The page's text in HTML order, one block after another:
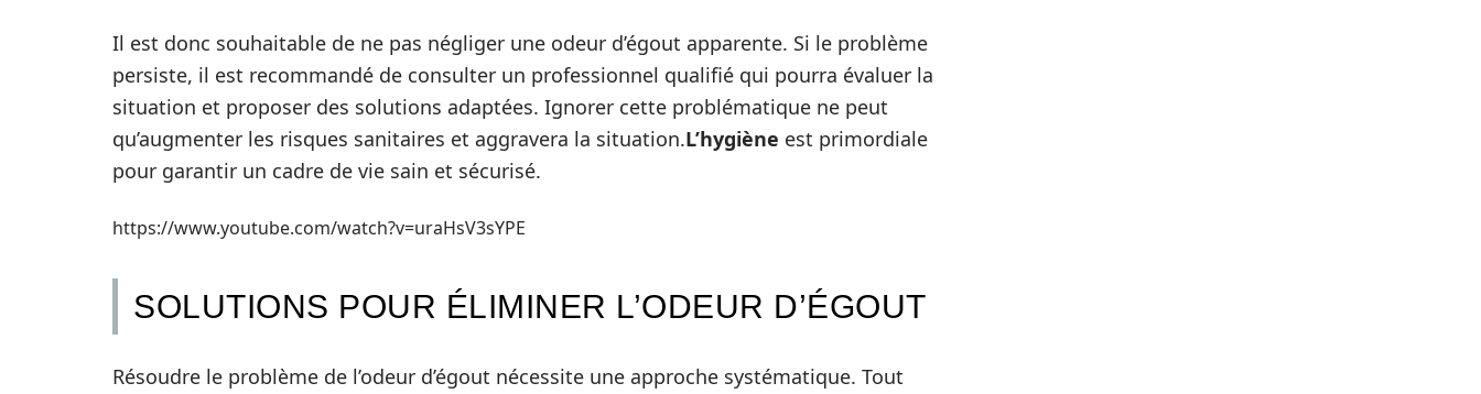
Il est donc souhaitable de ne pas négliger une odeur d’égout apparente. Si le problème
persiste, il est recommandé de consulter un professionnel qualifié qui pourra évaluer la
situation et proposer des solutions adaptées. Ignorer cette problématique ne peut
qu’augmenter les risques sanitaires et aggravera la situation.L’hygiène est primordiale
pour garantir un cadre de vie sain et sécurisé.
https://www.youtube.com/watch?v=uraHsV3sYPE
SOLUTIONS POUR ÉLIMINER L’ODEUR D’ÉGOUT
Résoudre le problème de l’odeur d’égout nécessite une approche systématique. Tout